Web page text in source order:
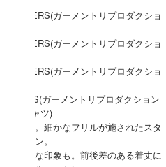
ガーメントリプロダクション
リルシャツ)
を使用。細かなフリルが施されたスタ
ザイン。
シカルな印象も。前後差のある着丈に